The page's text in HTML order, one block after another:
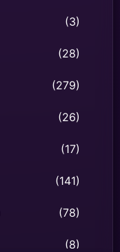
(3)
(28)
(279)
(26)
(17)
(141)
(78)
(8)